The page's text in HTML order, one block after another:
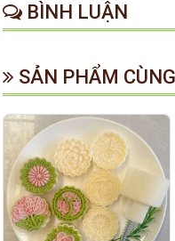
BÌNH LUẬN
SẢN PHẨM